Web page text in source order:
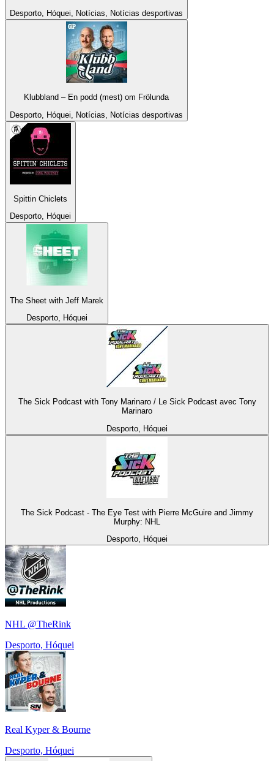
Desporto, Hóquei, Notícias, Notícias desportivas
Klubbland – En podd (mest) om Frölunda
Desporto, Hóquei, Notícias, Notícias desportivas
Spittin Chiclets
Desporto, Hóquei
The Sheet with Jeff Marek
Desporto, Hóquei
The Sick Podcast with Tony Marinaro / Le Sick Podcast avec Tony
Marinaro
Desporto, Hóquei
The Sick Podcast - The Eye Test with Pierre McGuire and Jimmy
Murphy: NHL
Desporto, Hóquei
NHL @TheRink
Desporto, Hóquei
Real Kyper & Bourne
Desporto, Hóquei